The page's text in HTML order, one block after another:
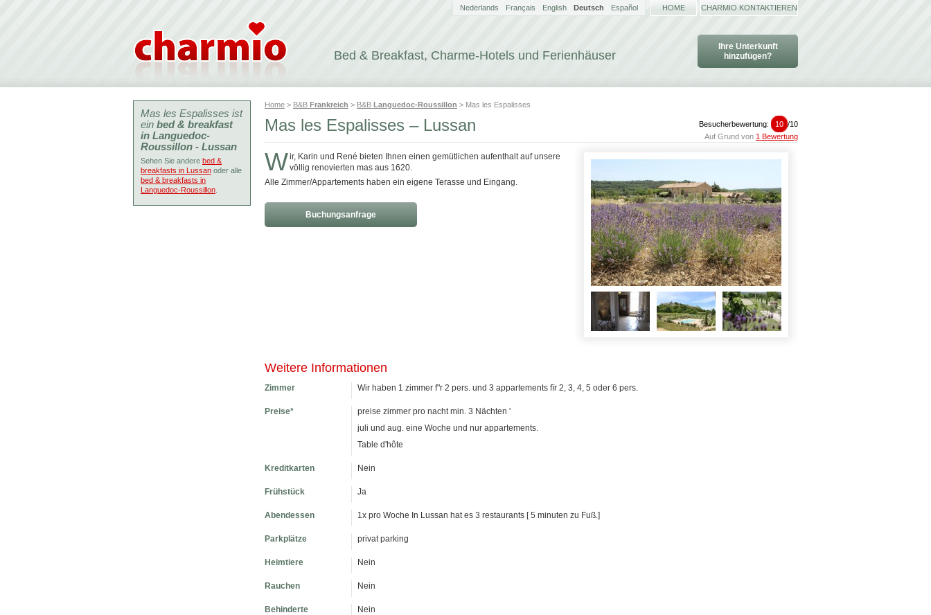
Bed & Breakfast, Charme-Hotels und Ferienhäuser
Ihre Unterkunft
hinzufügen?
Nederlands Français English Deutsch Español HOME CHARMIO KONTAKTIEREN
Home > B&B Frankreich > B&B Languedoc-Roussillon > Mas les Espalisses
Besucherbewertung: 10 /10
Auf Grund von 1 Bewertung
Mas les Espalisses – Lussan
Wir, Karin und René bieten Ihnen einen gemütlichen aufenthalt auf unsere
völlig renovierten mas aus 1620.
Alle Zimmer/Appartements haben ein eigene Terasse und Eingang.
Buchungsanfrage
Weitere Informationen
Zimmer Wir haben 1 zimmer f"r 2 pers. und 3 appartements fïr 2, 3, 4, 5 oder 6 pers.
Preise*
preise zimmer pro nacht min. 3 Nächten '
juli und aug. eine Woche und nur appartements.
Table d'hôte
Kreditkarten Nein
Frühstück Ja
Abendessen 1x pro Woche In Lussan hat es 3 restaurants [ 5 minuten zu Fuß.]
Parkplätze privat parking
Heimtiere Nein
Rauchen Nein
Behinderte Nein
Mas les Espalisses ist
ein bed & breakfast
in Languedoc-
Roussillon - Lussan
Sehen Sie andere bed &
breakfasts in Lussan oder alle
bed & breakfasts in
Languedoc-Roussillon